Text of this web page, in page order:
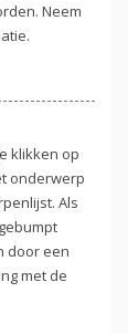
Neem
klikken op
onderwerp
Als
door een
met de